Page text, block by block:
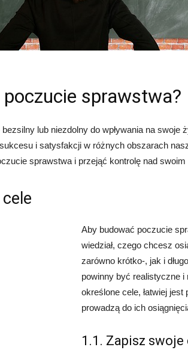
sprawstwa?
lub niezdolny do wpływania na swoje
i satysfakcji w różnych obszarach
sprawstwa i przejąć kontrolę nad swoim
Aby budować poczucie
wiedział, czego chcesz
zarówno krótko-, jak i
powinny być realistyczne
określone cele, łatwiej jest
prowadzą do ich
1.1. Zapisz